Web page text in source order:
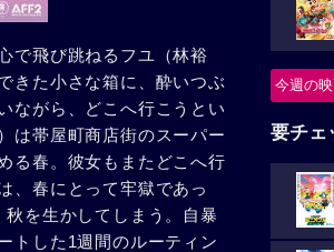
で飛び跳ねるフユ（林裕
きた小さな箱に、酔いつぶ
ながら、どこへ行こうとい
は帯屋町商店街のスーパー
る春。彼女もまたどこへ行
、春にとって牢獄であっ
を生かしてしまう。自暴
トした1週間のルーティン
今週の
要チェ